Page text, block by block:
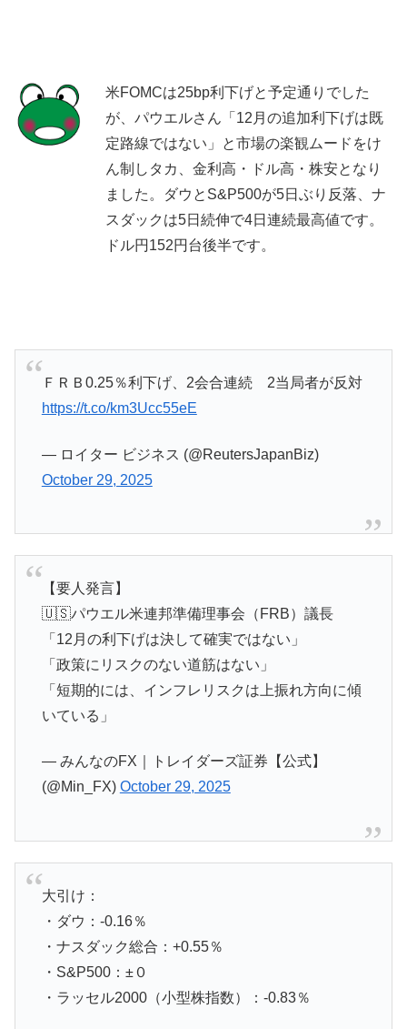
米FOMCは25bp利下げと予定通りでした
が、パウエルさん「12月の追加利下げは既
定路線ではない」と市場の楽観ムードをけ
ん制しタカ、金利高・ドル高・株安となり
ました。ダウとS&P500が5日ぶり反落、ナ
スダックは5日続伸で4日連続最高値です。
ドル円152円台後半です。
ＦＲＢ0.25％利下げ、2会合連続 2当局者が反対
https://t.co/km3Ucc55eE
— ロイター ビジネス (@ReutersJapanBiz)
October 29, 2025
【要人発言】
🇺🇸パウエル米連邦準備理事会（FRB）議長
「12月の利下げは決して確実ではない」
「政策にリスクのない道筋はない」
「短期的には、インフレリスクは上振れ方向に傾
いている」
— みんなのFX｜トレイダーズ証券【公式】
(@Min_FX) October 29, 2025
大引け：
・ダウ：‐0.16％
・ナスダック総合：+0.55％
・S&P500：±０
・ラッセル2000（小型株指数）：‐0.83％